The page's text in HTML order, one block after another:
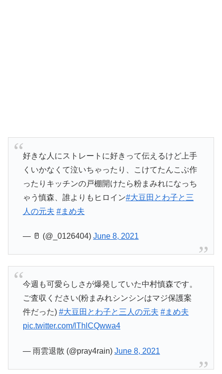
好きな人にストレートに好きって伝えるけど上手
くいかなくて泣いちゃったり、こけてたんこぶ作
ったりキッチンの戸棚開けたら粉まみれになっち
ゃう慎森、誰よりもヒロイン#大豆田とわ子と三
人の元夫 #まめ夫
— 🥛 (@_0126404) June 8, 2021
今週も可愛らしさが爆発していた中村慎森です。
ご査収ください(粉まみれシンシンはマジ保護案
件だった) #大豆田とわ子と三人の元夫 #まめ夫
pic.twitter.com/lThlCQwwa4
— 雨雲退散 (@pray4rain) June 8, 2021